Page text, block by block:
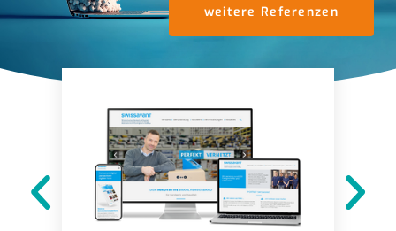
weitere Referenzen